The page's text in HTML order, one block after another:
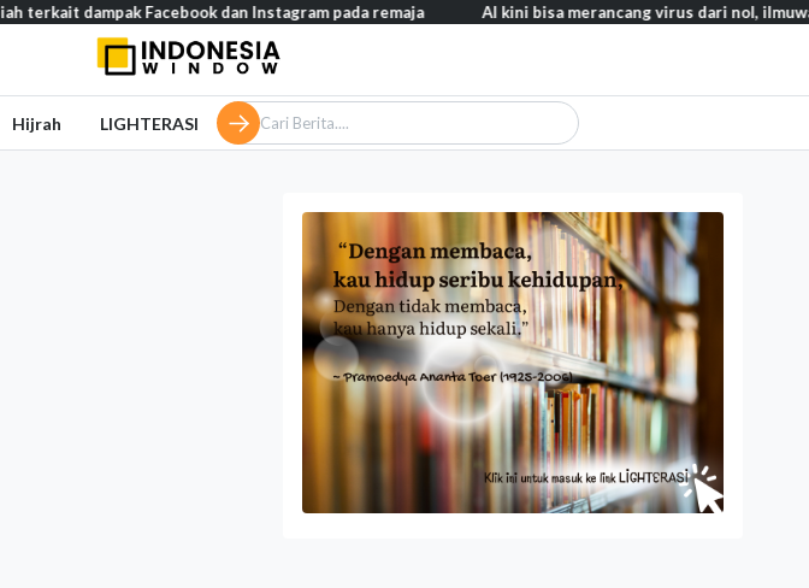
dampak Facebook dan Instagram pada remaja AI kini bisa merancang virus dari nol,
Hijrah LIGHTERASI